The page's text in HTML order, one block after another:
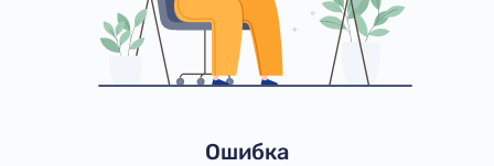
Ошибка